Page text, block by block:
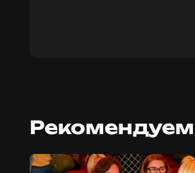
Рекомендуем